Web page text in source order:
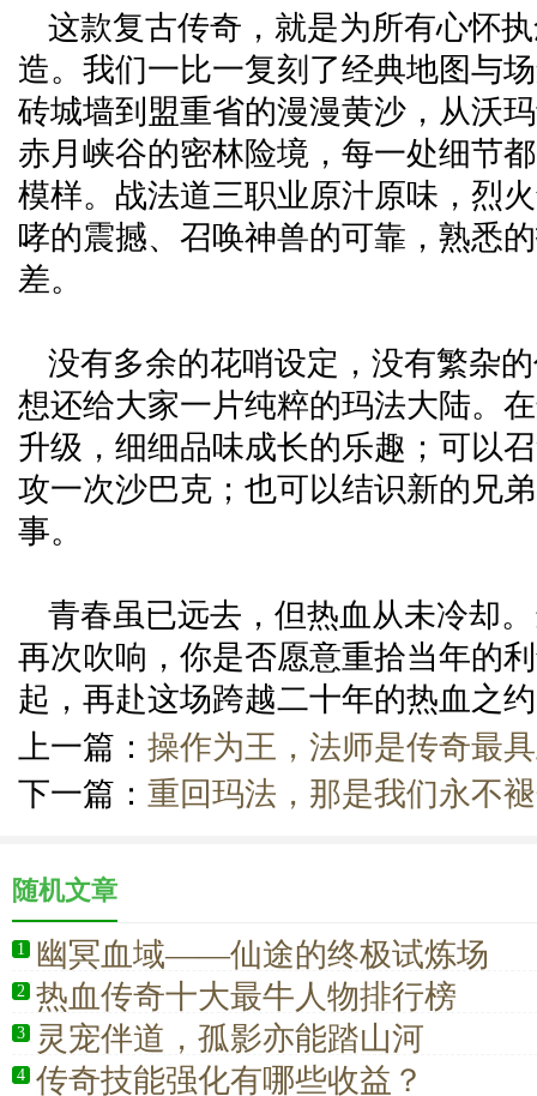
这款复古传奇，就是为所有心怀
造。我们一比一复刻了经典地图与
砖城墙到盟重省的漫漫黄沙，从沃
赤月峡谷的密林险境，每一处细节
模样。战法道三职业原汁原味，烈
哮的震撼、召唤神兽的可靠，熟悉
差。
没有多余的花哨设定，没有繁杂
想还给大家一片纯粹的玛法大陆。
升级，细细品味成长的乐趣；可以
攻一次沙巴克；也可以结识新的兄
事。
青春虽已远去，但热血从未冷却
再次吹响，你是否愿意重拾当年的
起，再赴这场跨越二十年的热血之
上一篇： 操作为王，法师是传奇最
下一篇： 重回玛法，那是我们永不
随机文章
1 幽冥血域——仙途的终极试炼场
2 热血传奇十大最牛人物排行榜
3 灵宠伴道，孤影亦能踏山河
4 传奇技能强化有哪些收益？